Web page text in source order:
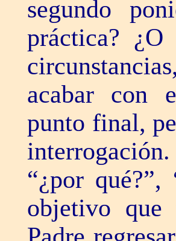
segundo
práctica?
acabar con
punto final,
“¿por qué?”,
objetivo que